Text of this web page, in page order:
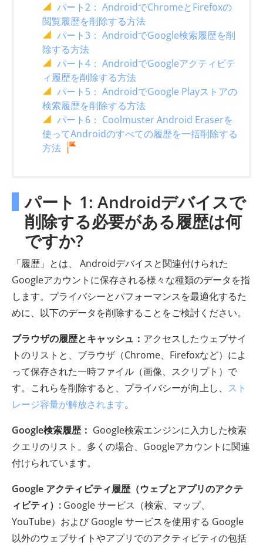
パート2： AndroidでChromeとFirefoxの
閲覧履歴を削除する方法
パート3： AndroidでGoogle検索履歴を削
除する方法
パート4： AndroidでGoogleアクティビテ
ィ履歴を削除する方法
パート5： AndroidでGoogle Playストアの
検索履歴を削除する方法
パート6： Coolmuster Android Eraserを
使ってAndroidのすべての履歴を一括削除する
方法
パート 1: Androidデバイスで
削除する必要がある履歴は何
ですか?
「履歴」とは、 Androidデバイスと関連付けられた
Googleアカウントに保存される様々な種類のデータを指
します。プライバシーとパフォーマンスを最適化するた
めに、以下のデータを削除することをご検討ください。
ブラウザの履歴とキャッシュ： アクセスしたウェブサイ
トのリストと、ブラウザ（Chrome、Firefoxなど）によ
って保存された一時ファイル（画像、スクリプト）で
す。これらを削除すると、プライバシーが向上し、 スト
レージ容量が解放されます。
Google検索履歴： Google検索エンジンに入力した検索
クエリのリスト。多くの場合、Googleアカウントに関連
付けられています。
Google アクティビティ履歴（ウェブとアプリのアクテ
ィビティ）: Google サービス（検索、マップ、
YouTube）および Google サービスを使用する Google
以外のウェブサイトやアプリでのアクティビティの包括